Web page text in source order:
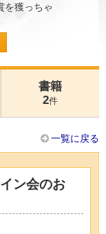
を獲っちゃ
書籍
2件
一覧に戻る
ン会のお